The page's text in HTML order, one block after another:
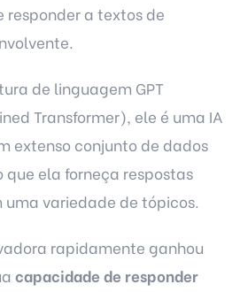
responder a textos de
de linguagem GPT
Transformer), ele é uma IA
extenso conjunto de dados
ela forneça respostas
variedade de tópicos.
rapidamente ganhou
capacidade de responder